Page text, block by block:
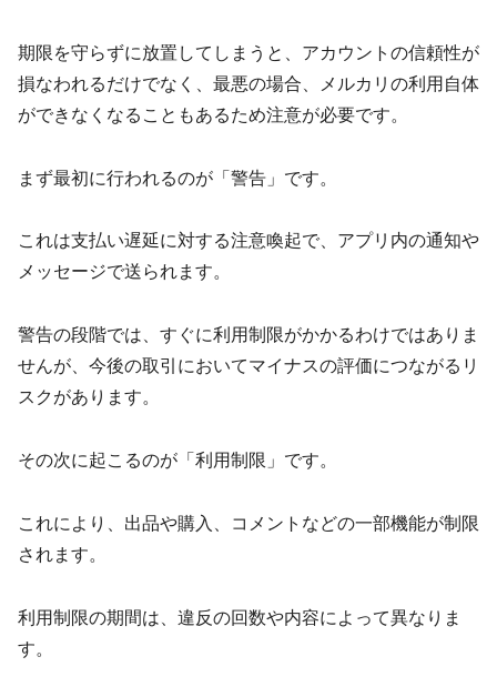
期限を守らずに放置してしまうと、アカウントの信頼性が
損なわれるだけでなく、最悪の場合、メルカリの利用自体
ができなくなることもあるため注意が必要です。
まず最初に行われるのが「警告」です。
これは支払い遅延に対する注意喚起で、アプリ内の通知や
メッセージで送られます。
警告の段階では、すぐに利用制限がかかるわけではありま
せんが、今後の取引においてマイナスの評価につながるリ
スクがあります。
その次に起こるのが「利用制限」です。
これにより、出品や購入、コメントなどの一部機能が制限
されます。
利用制限の期間は、違反の回数や内容によって異なりま
す。